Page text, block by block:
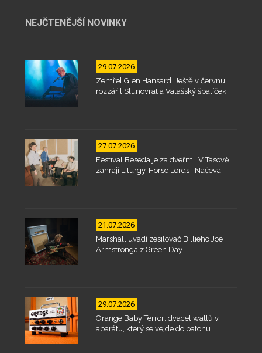
NEJČTENĚJŠÍ NOVINKY
29.07.2026
Zemřel Glen Hansard. Ještě v červnu
rozzářil Slunovrat a Valašský špalíček
27.07.2026
Festival Beseda je za dveřmi. V Tasově
zahrají Liturgy, Horse Lords i Načeva
21.07.2026
Marshall uvádí zesilovač Billieho Joe
Armstronga z Green Day
29.07.2026
Orange Baby Terror: dvacet wattů v
aparátu, který se vejde do batohu